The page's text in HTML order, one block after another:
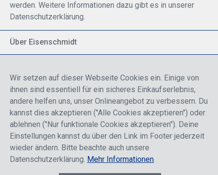
werden. Weitere Informationen dazu gibt es in unserer
Datenschutzerklärung.
Über Eisenschmidt
Breite Palette von Luftfahrtprodukten
Fokus auf Pilotenausbildung
Sicher einkaufen
Wir setzen auf dieser Webseite Cookies ein. Einige von
ihnen sind essentiell für ein sicheres Einkaufserlebnis,
andere helfen uns, unser Onlineangebot zu verbessern. Du
kannst dies akzeptieren ("Alle Cookies akzeptieren") oder
ablehnen ("Nur funktionale Cookies akzeptieren"). Deine
Einstellungen kannst du über den Link im Footer jederzeit
wieder ändern. Bitte beachte auch unsere
Datenschutzerklärung. Mehr Informationen.